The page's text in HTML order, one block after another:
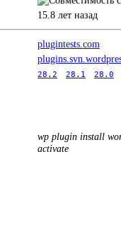
15.8 лет назад
plugintests.com
28.2 28.1 28.0
wp plugin install
activate